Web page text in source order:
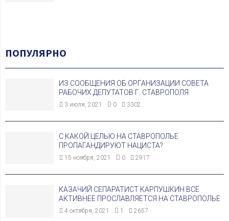
ПОПУЛЯРНО
ИЗ СООБЩЕНИЯ ОБ ОРГАНИЗАЦИИ СОВЕТА
РАБОЧИХ ДЕПУТАТОВ Г. СТАВРОПОЛЯ
3 июля, 2021 0 3302
С КАКОЙ ЦЕЛЬЮ НА СТАВРОПОЛЬЕ
ПРОПАГАНДИРУЮТ НАЦИСТА?
15 ноября, 2021 0 2917
КАЗАЧИЙ СЕПАРАТИСТ КАРПУШКИН ВСЁ
АКТИВНЕЕ ПРОСЛАВЛЯЕТСЯ НА СТАВРОПОЛЬЕ
4 октября, 2021 1 2657